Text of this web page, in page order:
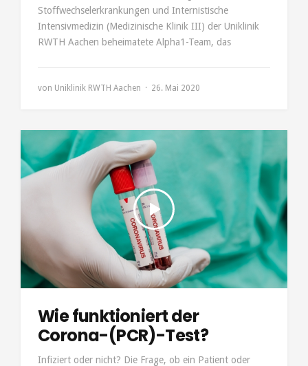
Stoffwechselerkrankungen und Internistische
Intensivmedizin (Medizinische Klinik III) der Uniklinik
RWTH Aachen beheimatete Alpha1-Team, das
von Uniklinik RWTH Aachen 26. Mai 2020
Wie funktioniert der
Corona-(PCR)-Test?
Infiziert oder nicht? Die Frage, ob ein Patient oder